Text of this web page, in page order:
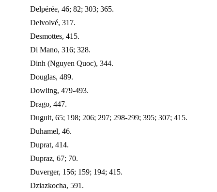
Delpérée, 46; 82; 303; 365.
Delvolvé, 317.
Desmottes, 415.
Di Mano, 316; 328.
Dinh (Nguyen Quoc), 344.
Douglas, 489.
Dowling, 479-493.
Drago, 447.
Duguit, 65; 198; 206; 297; 298-299; 395; 307; 415.
Duhamel, 46.
Duprat, 414.
Dupraz, 67; 70.
Duverger, 156; 159; 194; 415.
Dziazkocha, 591.